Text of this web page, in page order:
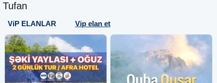
Tufan
ViP ELANLAR Vip elan et